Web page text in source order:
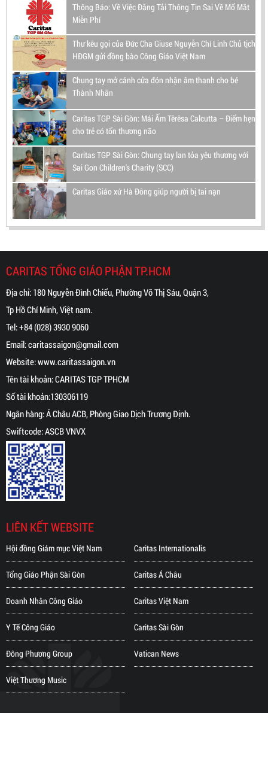
Thông Báo: Về Việc Đăng Tải Thông Tin Sai Về Mổ Mắt
Miễn Phí
Thư kêu gọi của Đức Cha Giuse Nguyễn Chí Linh Chủ tịch
HĐGM gửi đồng bào Công Giáo Việt Nam
Chung tay mở cánh cửa đón nhận âm thanh cho bé
Thành Nhân
Caritas TGP Sài Gòn: Mái Ấm Têrêsa Calcutta – Điểm hẹn
cho trẻ có tổn thương não
Caritas TGP Sài Gòn: Chung tay lan tỏa yêu thương với
Sai Gon Children's Charity (SCC)
Caritas Giáo xứ Hà Đông giúp người bị tai nạn
CARITAS TỔNG GIÁO PHẬN TP.HCM
Địa chỉ: 180 Nguyễn Đình Chiểu, Phường Võ Thị Sáu, Quận 3,
Tp Hồ Chí Minh, Việt nam.
Tel:+84 (028) 3930 9060
Email:caritassaigon@gmail.com
Website:www.caritassaigon.vn
Tên tài khoản: CARITAS TGP TPHCM
Số tài khoản:130306119
Ngân hàng: Á Châu ACB, Phòng Giao Dịch Trương Định.
Swiftcode: ASCB VNVX
LIÊN KẾT WEBSITE
Hội đồng Giám mục Việt Nam
Tổng Giáo Phận Sài Gòn
Doanh Nhân Công Giáo
Y Tế Công Giáo
Đông Phương Group
Việt Thương Music
Caritas Internationalis
Caritas Á Châu
Caritas Việt Nam
Caritas Sài Gòn
Vatican News